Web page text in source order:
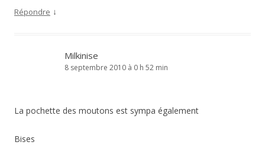
Répondre ↓
Milkinise
8 septembre 2010 à 0 h 52 min
La pochette des moutons est sympa également
Bises